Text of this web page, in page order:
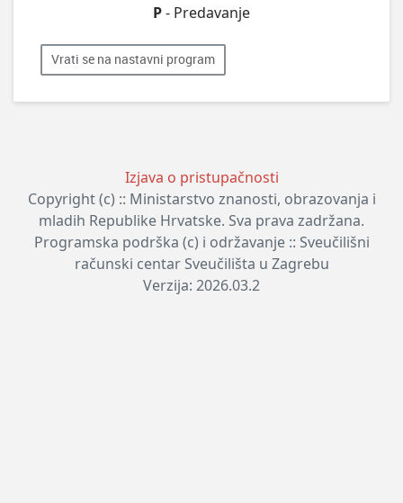
P- Predavanje
Vrati se na nastavni program
Izjava o pristupačnosti
Copyright (c) :: Ministarstvo znanosti, obrazovanja i
mladih Republike Hrvatske. Sva prava zadržana.
Programska podrška (c) i održavanje :: Sveučilišni
računski centar Sveučilišta u Zagrebu
Verzija: 2026.03.2